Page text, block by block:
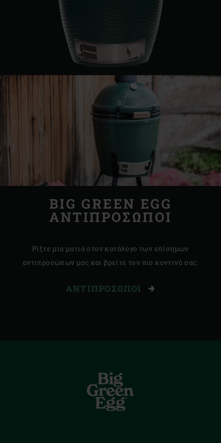
BIG GREEN EGG
ΑΝΤΙΠΡΟΣΩΠΟΙ
Ρίξτε μια ματιά στον κατάλογο των επίσημων
αντιπροσώπων μας και βρείτε τον πιο κοντινό σας.
ΑΝΤΙΠΡΌΣΩΠΟΙ